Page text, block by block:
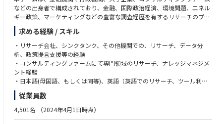
サークル活動も活発。
成長を支えるコミュニティや、同期・先輩社員とのつながりも生まれやす
い環境です。
ディスコのキャリアは「会社に決められる」のではなく、「自分で決め
る」。
自分の可能性を探りたい、キャリアを自らデザインしたい方にこそ、お勧
めできる環境です。
【入社日】
毎年 4月1日／10月1日 のいずれか
※一部研修は、定期採用の新入社員と合同で実施する場合があります
【想定残業時間】50h/月(全社平均)
【勤務形態】原則出社勤務
たいからこそ、二つの人材像をセットでお伝えしています。
https://www.disco.co.jp/recruit/information/ideal/
などの出身者で構成されており、金融、国際政治経済、環境問題、エネル
ギー政策、マーケティングなどの豊富な調査経歴を有するリサーチのプロ
フェッショナルです。リサーチの専門性を有するメンバーはそれぞれ業種
別、コンピテンシー別のユニットに配属され、情報収集や分析のみなら
ず、クライアントへの提案活動やデリバリーをコンサルタントと一体とな
って行っていきます。
求める経験 / スキル
・リサーチ会社、シンクタンク、その他機関での、リサーチ、データ分
析、政策提言支援等の経験
・コンサルティングファームにて専門領域のリサーチ、ナレッジマネジメ
ント経験
・日本語(母国語、もしくは同等)、英語（英語でのリサーチ、ツール利用
が可能）
・コミュニケーション能力（上位者のサポートを得ながらコンサルタント
対して報告、調整ができること）
従業員数
4,501名 （2024年4月1日時点）